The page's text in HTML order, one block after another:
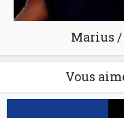
Marius
Vous